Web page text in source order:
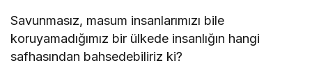
Savunmasız, masum insanlarımızı bile
koruyamadığımız bir ülkede insanlığın hangi
safhasından bahsedebiliriz ki?